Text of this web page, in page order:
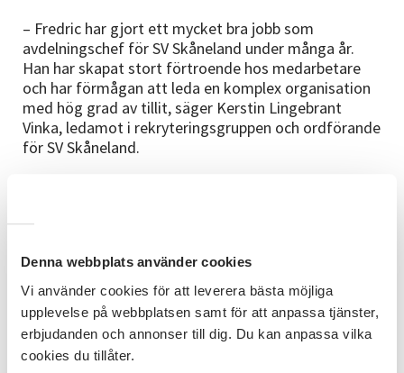
Denna webbplats använder cookies
Vi använder cookies för att leverera bästa möjliga
upplevelse på webbplatsen samt för att anpassa tjänster,
erbjudanden och annonser till dig. Du kan anpassa vilka
cookies du tillåter.
– Fredric har gjort ett mycket bra jobb som
avdelningschef för SV Skåneland under många år.
Han har skapat stort förtroende hos medarbetare
och har förmågan att leda en komplex organisation
med hög grad av tillit, säger Kerstin Lingebrant
Vinka, ledamot i rekryteringsgruppen och ordförande
för SV Skåneland.
ledande roller, senast som avdelningschef för SV
verksamheten med fokus på lokal närvaro,
samverkan och folkbildningens samhällsnytta.
– Jag är glad och hedrad över förtroendet att få
leda arbetet med nya SV Skåne. Folkbildning handlar
om att skapa möjligheter för människor att mötas,